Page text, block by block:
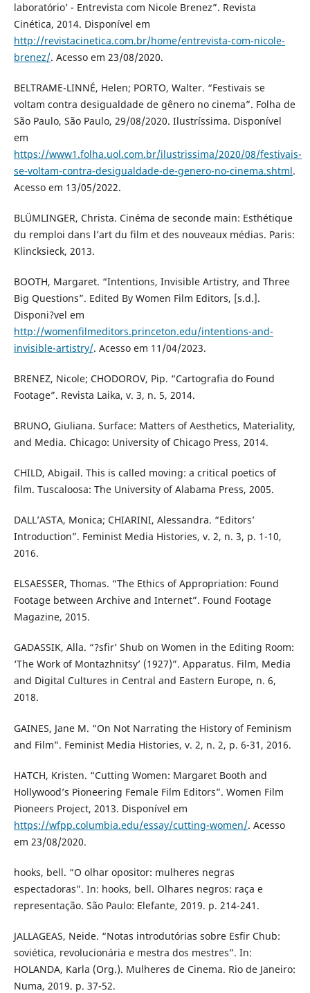
laboratório’ - Entrevista com Nicole Brenez”. Revista
Cinética, 2014. Disponível em
http://revistacinetica.com.br/home/entrevista-com-nicole-
brenez/. Acesso em 23/08/2020.
BELTRAME-LINNÉ, Helen; PORTO, Walter. “Festivais se
voltam contra desigualdade de gênero no cinema”. Folha de
São Paulo, São Paulo, 29/08/2020. Ilustríssima. Disponível
em
https://www1.folha.uol.com.br/ilustrissima/2020/08/festivais-
se-voltam-contra-desigualdade-de-genero-no-cinema.shtml.
Acesso em 13/05/2022.
BLÜMLINGER, Christa. Cinéma de seconde main: Esthétique
du remploi dans l’art du film et des nouveaux médias. Paris:
Klincksieck, 2013.
BOOTH, Margaret. “Intentions, Invisible Artistry, and Three
Big Questions”. Edited By Women Film Editors, [s.d.].
Disponi?vel em
http://womenfilmeditors.princeton.edu/intentions-and-
invisible-artistry/. Acesso em 11/04/2023.
BRENEZ, Nicole; CHODOROV, Pip. “Cartografia do Found
Footage”. Revista Laika, v. 3, n. 5, 2014.
BRUNO, Giuliana. Surface: Matters of Aesthetics, Materiality,
and Media. Chicago: University of Chicago Press, 2014.
CHILD, Abigail. This is called moving: a critical poetics of
film. Tuscaloosa: The University of Alabama Press, 2005.
DALL’ASTA, Monica; CHIARINI, Alessandra. “Editors’
Introduction”. Feminist Media Histories, v. 2, n. 3, p. 1-10,
2016.
ELSAESSER, Thomas. “The Ethics of Appropriation: Found
Footage between Archive and Internet”. Found Footage
Magazine, 2015.
GADASSIK, Alla. “?sfir’ Shub on Women in the Editing Room:
‘The Work of Montazhnitsy’ (1927)”. Apparatus. Film, Media
and Digital Cultures in Central and Eastern Europe, n. 6,
2018.
GAINES, Jane M. “On Not Narrating the History of Feminism
and Film”. Feminist Media Histories, v. 2, n. 2, p. 6-31, 2016.
HATCH, Kristen. “Cutting Women: Margaret Booth and
Hollywood’s Pioneering Female Film Editors”. Women Film
Pioneers Project, 2013. Disponível em
https://wfpp.columbia.edu/essay/cutting-women/. Acesso
em 23/08/2020.
hooks, bell. “O olhar opositor: mulheres negras
espectadoras”. In: hooks, bell. Olhares negros: raça e
representação. São Paulo: Elefante, 2019. p. 214-241.
JALLAGEAS, Neide. “Notas introdutórias sobre Esfir Chub:
soviética, revolucionária e mestra dos mestres”. In:
HOLANDA, Karla (Org.). Mulheres de Cinema. Rio de Janeiro:
Numa, 2019. p. 37-52.